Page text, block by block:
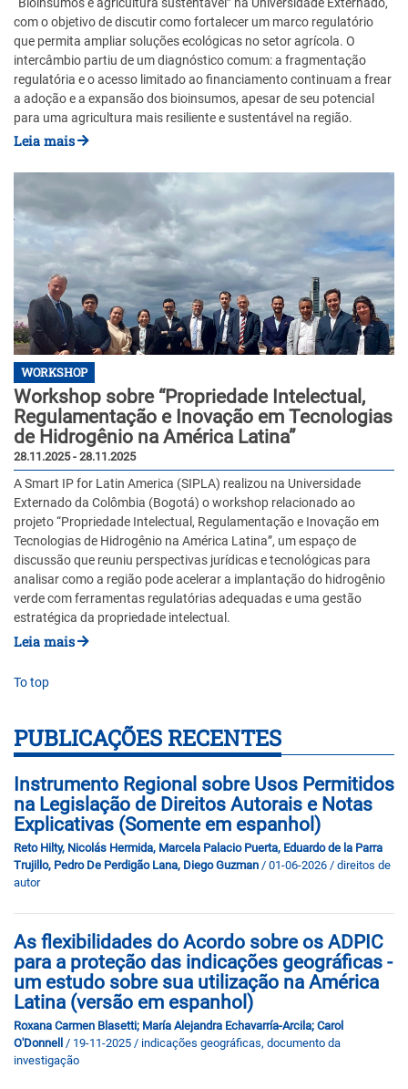
com o objetivo de discutir como fortalecer um marco regulatório
que permita ampliar soluções ecológicas no setor agrícola. O
intercâmbio partiu de um diagnóstico comum: a fragmentação
regulatória e o acesso limitado ao financiamento continuam a frear
a adoção e a expansão dos bioinsumos, apesar de seu potencial
para uma agricultura mais resiliente e sustentável na região.
Leia mais
WORKSHOP
Workshop sobre “Propriedade Intelectual,
Regulamentação e Inovação em Tecnologias
de Hidrogênio na América Latina”
28.11.2025 - 28.11.2025
A Smart IP for Latin America (SIPLA) realizou na Universidade
Externado da Colômbia (Bogotá) o workshop relacionado ao
projeto “Propriedade Intelectual, Regulamentação e Inovação em
Tecnologias de Hidrogênio na América Latina”, um espaço de
discussão que reuniu perspectivas jurídicas e tecnológicas para
analisar como a região pode acelerar a implantação do hidrogênio
verde com ferramentas regulatórias adequadas e uma gestão
estratégica da propriedade intelectual.
Leia mais
To top
PUBLICAÇÕES RECENTES
Instrumento Regional sobre Usos Permitidos
na Legislação de Direitos Autorais e Notas
Explicativas (Somente em espanhol)
Reto Hilty, Nicolás Hermida, Marcela Palacio Puerta, Eduardo de la Parra
Trujillo, Pedro De Perdigão Lana, Diego Guzman / 01-06-2026 / direitos de
autor
As flexibilidades do Acordo sobre os ADPIC
para a proteção das indicações geográficas -
um estudo sobre sua utilização na América
Latina (versão em espanhol)
Roxana Carmen Blasetti; María Alejandra Echavarría-Arcila; Carol
O'Donnell / 19-11-2025 / indicações geográficas, documento da
investigação